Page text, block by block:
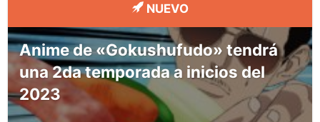
NUEVO
Anime de «Gokushufudo» tendrá
una 2da temporada a inicios del
2023